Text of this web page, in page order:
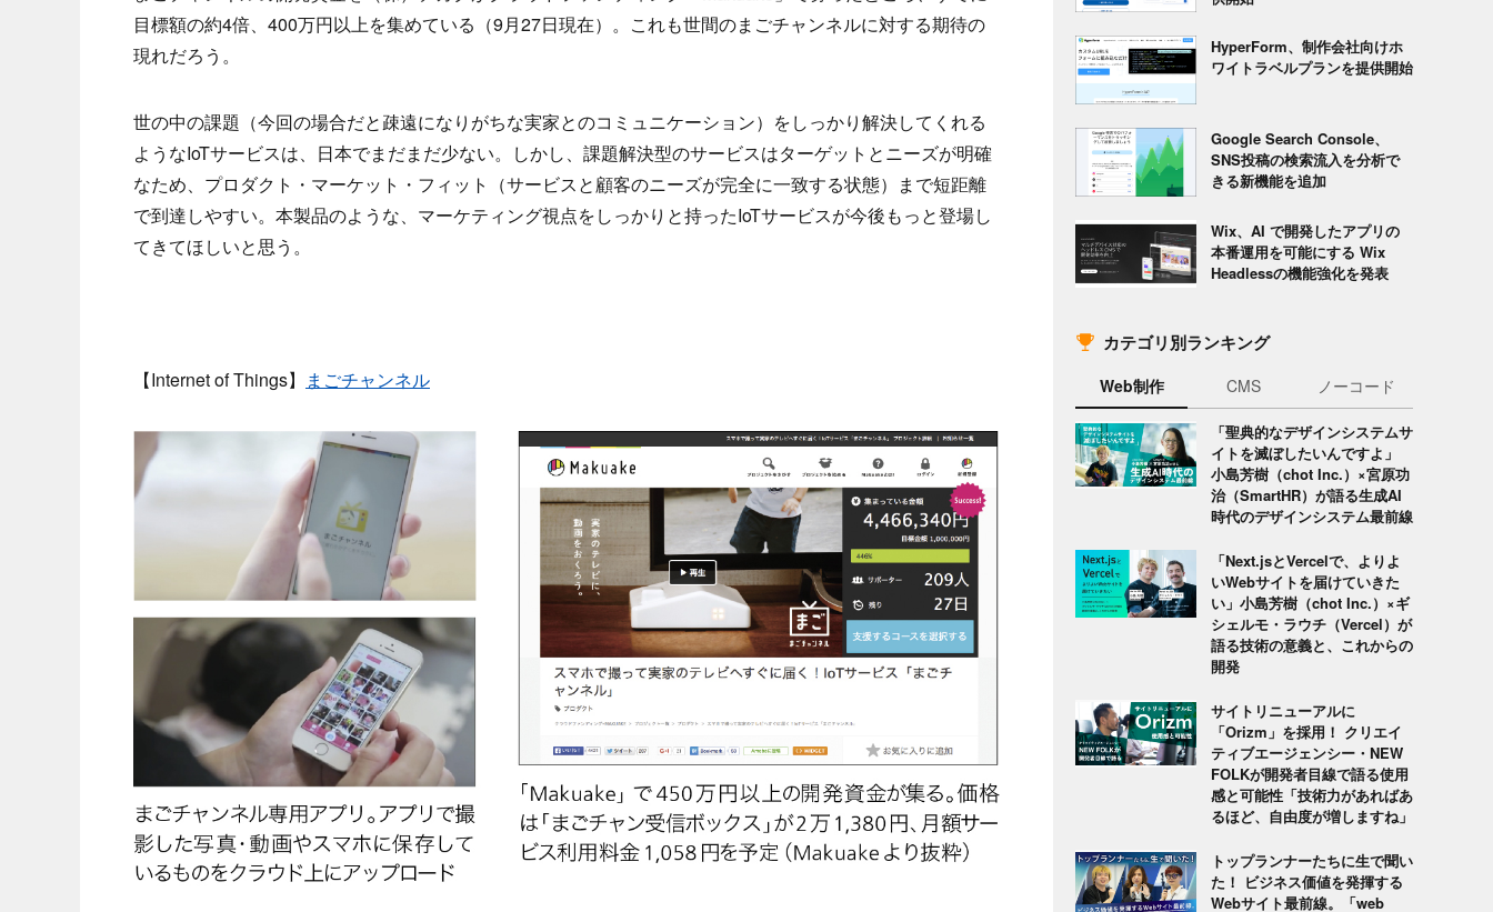
目標額の約4倍、400万円以上を集めている（9月27日現在）。これも世間のまごチャンネルに対する期待の
現れだろう。
世の中の課題（今回の場合だと疎遠になりがちな実家とのコミュニケーション）をしっかり解決してくれる
ようなIoTサービスは、日本でまだまだ少ない。しかし、課題解決型のサービスはターゲットとニーズが明確
なため、プロダクト・マーケット・フィット（サービスと顧客のニーズが完全に一致する状態）まで短距離
で到達しやすい。本製品のような、マーケティング視点をしっかりと持ったIoTサービスが今後もっと登場し
てきてほしいと思う。
【Internet of Things】 まごチャンネル
HyperForm、制作会社向けホ
ワイトラベルプランを提供開始
Google Search Console、
SNS投稿の検索流入を分析で
きる新機能を追加
Wix、AI で開発したアプリの
本番運用を可能にする Wix
Headlessの機能強化を発表
カテゴリ別ランキング
Web制作 CMS ノーコード
「聖典的なデザインシステムサ
イトを滅ぼしたいんですよ」
小島芳樹（chot Inc.）×宮原功
治（SmartHR）が語る生成AI
時代のデザインシステム最前線
「Next.jsとVercelで、よりよ
いWebサイトを届けていきた
い」小島芳樹（chot Inc.）×ギ
シェルモ・ラウチ（Vercel）が
語る技術の意義と、これからの
開発
サイトリニューアルに
「Orizm」を採用！ クリエイ
ティブエージェンシー・NEW
FOLKが開発者目線で語る使用
感と可能性「技術力があればあ
るほど、自由度が増しますね」
トップランナーたちに生で聞い
た！ ビジネス価値を発揮する
Webサイト最前線。「web